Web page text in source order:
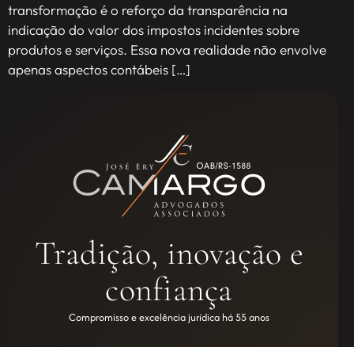
transformação é o reforço da transparência na
indicação do valor dos impostos incidentes sobre
produtos e serviços. Essa nova realidade não envolve
apenas aspectos contábeis […]
Tradição, inovação e
confiança
Compromisso e excelência jurídica há 55 anos